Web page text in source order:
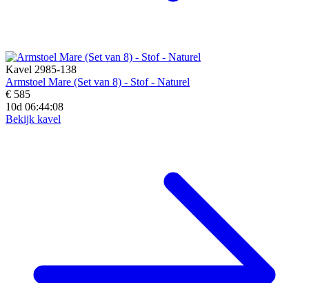
Kavel 2985-138
Armstoel Mare (Set van 8) - Stof - Naturel
€ 585
10d 06:44:07
Bekijk kavel